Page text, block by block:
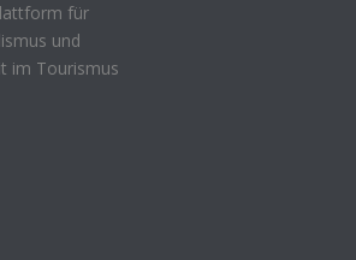
für
und
im Tourismus